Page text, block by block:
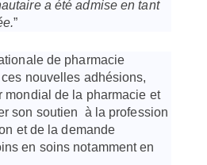
a été admise en tant
”
de pharmacie
nouvelles adhésions,
mondial de la pharmacie et
son soutien à la profession
et de la demande
en soins notamment en